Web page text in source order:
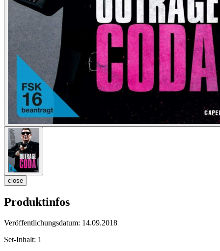
close
Produktinfos
Veröffentlichungsdatum: 14.09.2018
Set-Inhalt: 1